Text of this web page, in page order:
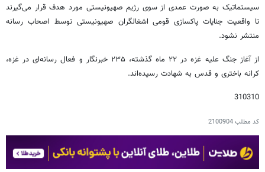
سیستماتیک به صورت عمدی از سوی رژیم صهیونیستی مورد هدف قرار می‌گیرند
تا واقعیت جنایات پاکسازی قومی اشغالگران صهیونیستی توسط اصحاب رسانه
منتشر نشود.
از آغاز جنگ علیه غزه در ۲۲ ماه گذشته، ۲۳۵ خبرنگار و فعال رسانه‌ای در غزه،
کرانه باختری و قدس به شهادت رسیده‌اند.
310310
کد مطلب2100904